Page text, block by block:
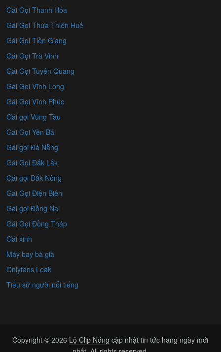
Gái Gọi Thanh Hóa
Gái Gọi Thừa Thiên Huế
Gái Gọi Tiền Giang
Gái Gọi Trà Vinh
Gái Gọi Tuyên Quang
Gái Gọi Vĩnh Long
Gái Gọi Vĩnh Phúc
Gái gọi Vũng Tàu
Gái Gọi Yên Bái
Gái gọi Đà Nẵng
Gái Gọi Đắk Lắk
Gái gọi Đắk Nông
Gái Gọi Điện Biên
Gái gọi Đồng Nai
Gái Gọi Đồng Tháp
Gái xinh
Máy bay bà già
Onlyfans Leak
Tiểu sử người nổi tiếng
Copyright © 2026 Lộ Clip Nóng cập nhật tin tức hàng ngày mới